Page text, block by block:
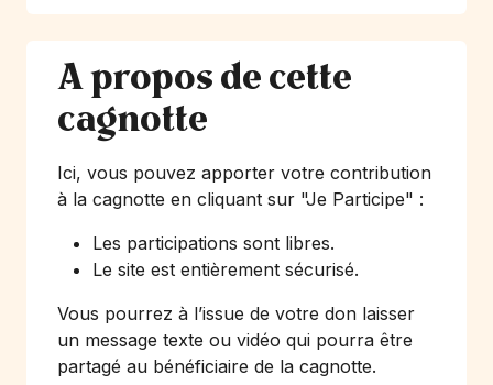
A propos de cette
cagnotte
Ici, vous pouvez apporter votre contribution
à la cagnotte en cliquant sur "Je Participe" :
Les participations sont libres.
Le site est entièrement sécurisé.
Vous pourrez à l’issue de votre don laisser
un message texte ou vidéo qui pourra être
partagé au bénéficiaire de la cagnotte.